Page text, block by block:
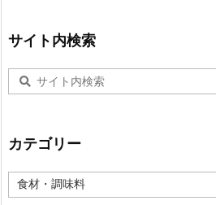
サイト内検索
カテゴリー